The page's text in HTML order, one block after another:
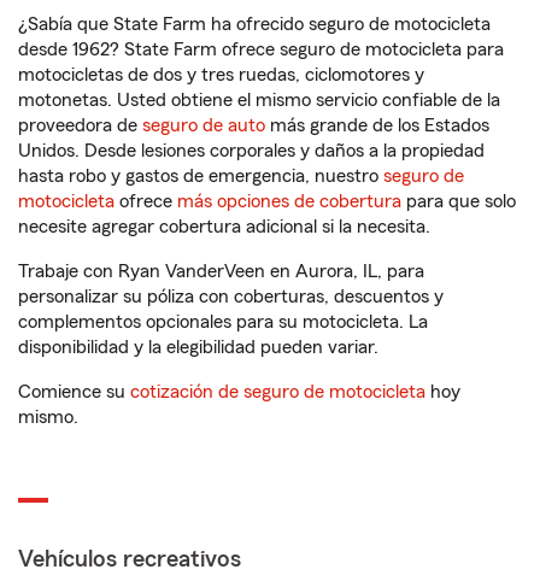
¿Sabía que State Farm ha ofrecido seguro de motocicleta
desde 1962? State Farm ofrece seguro de motocicleta para
motocicletas de dos y tres ruedas, ciclomotores y
motonetas. Usted obtiene el mismo servicio confiable de la
proveedora de seguro de auto más grande de los Estados
Unidos. Desde lesiones corporales y daños a la propiedad
hasta robo y gastos de emergencia, nuestro seguro de
motocicleta ofrece más opciones de cobertura para que solo
necesite agregar cobertura adicional si la necesita.
Trabaje con Ryan VanderVeen en Aurora, IL, para
personalizar su póliza con coberturas, descuentos y
complementos opcionales para su motocicleta. La
disponibilidad y la elegibilidad pueden variar.
Comience su cotización de seguro de motocicleta hoy
mismo.
Vehículos recreativos